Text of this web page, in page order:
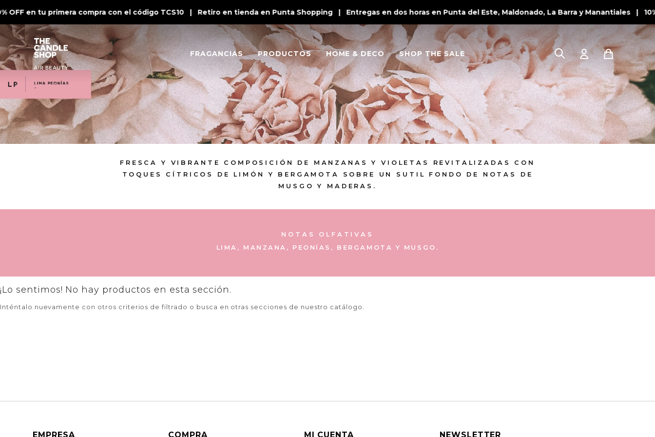
en tu primera compra con el código TCS10 | Retiro en tienda en Punta Shopping | Entregas en dos horas en Punta del Este, Maldonado, La Barra y Manantiales |
FRAGANCIAS PRODUCTOS HOME & DECO SHOP THE SALE
FRESCA Y VIBRANTE COMPOSICIÓN DE MANZANAS Y VIOLETAS REVITALIZADAS CON
TOQUES CÍTRICOS DE LIMÓN Y BERGAMOTA SOBRE UN SUTIL FONDO DE NOTAS DE
MUSGO Y MADERAS.
NOTAS OLFATIVAS
LIMA, MANZANA, PEONÍAS, BERGAMOTA Y MUSGO.
¡Lo sentimos! No hay productos en esta sección.
Inténtalo nuevamente con otros criterios de filtrado o busca en otras secciones de nuestro catálogo.
EMPRESA COMPRA MI CUENTA NEWSLETTER